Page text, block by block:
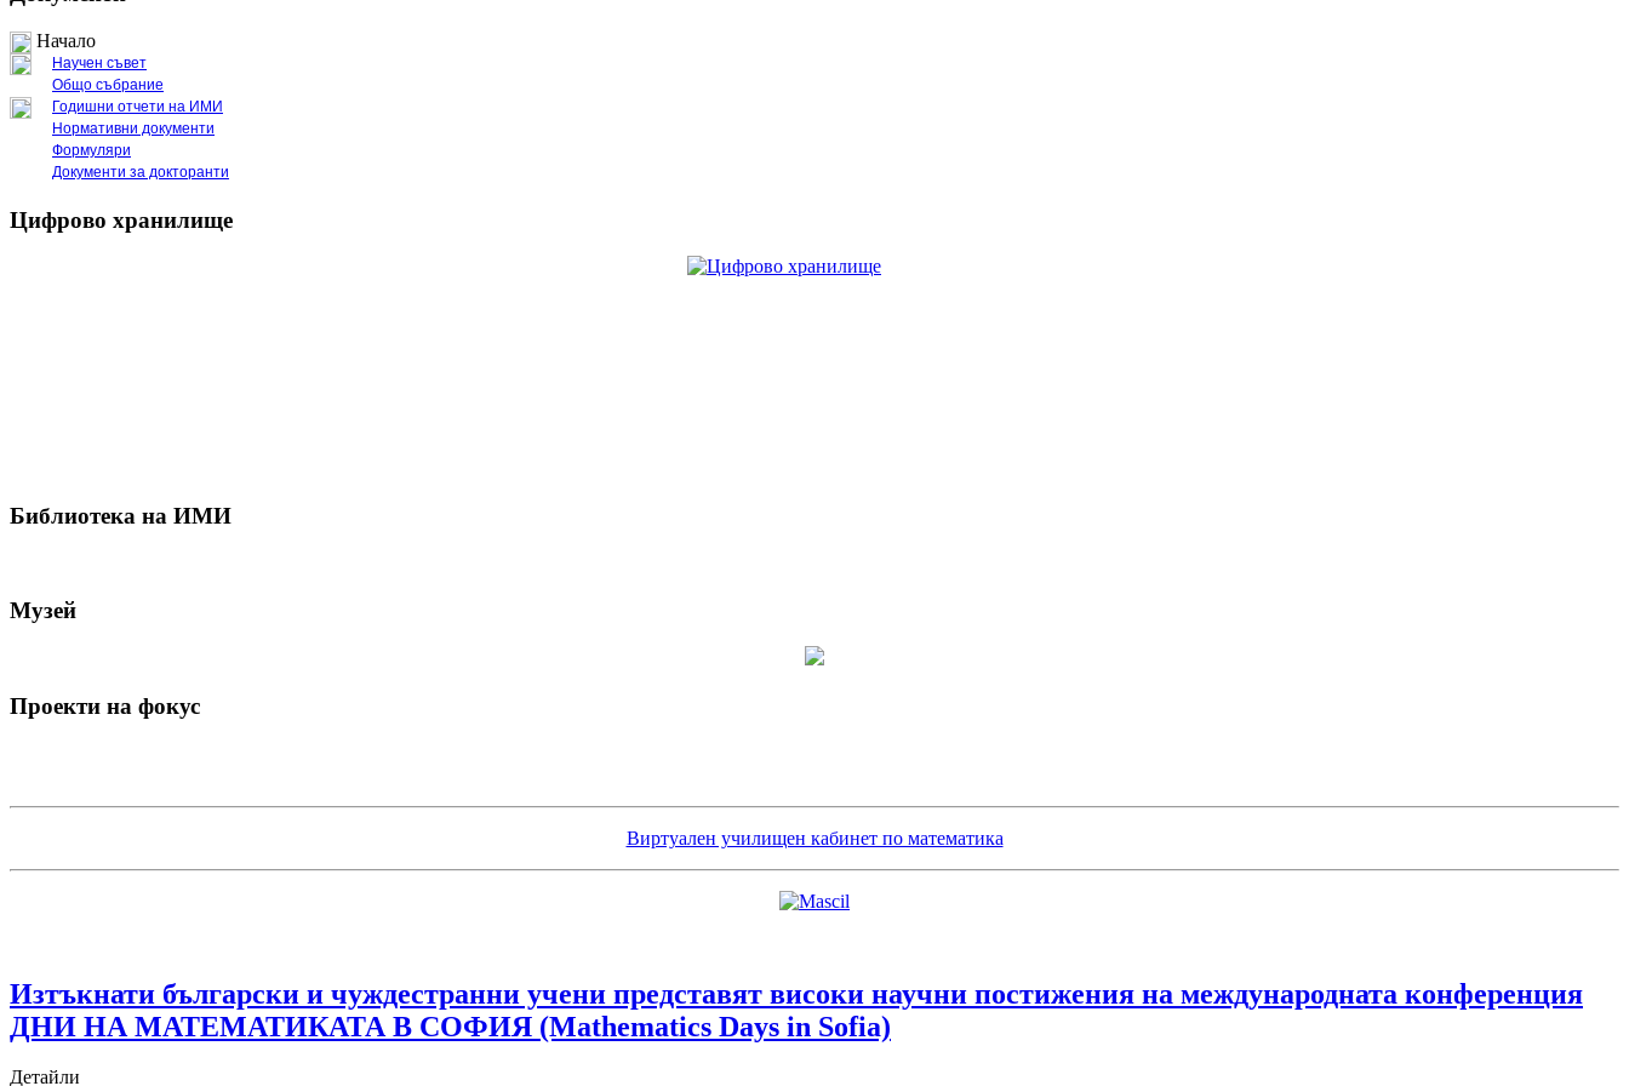
Начало
Научен съвет
Общо събрание
Годишни отчети на ИМИ
Нормативни документи
Формуляри
Документи за докторанти
Цифрово хранилище
Библиотека на ИМИ
Музей
Проекти на фокус
Виртуален училищен кабинет по математика
Изтъкнати български и чуждестранни учени представят високи научни постижения на международната конференция
ДНИ НА МАТЕМАТИКАТА В СОФИЯ (Mathematics Days in Sofia)
Детайли